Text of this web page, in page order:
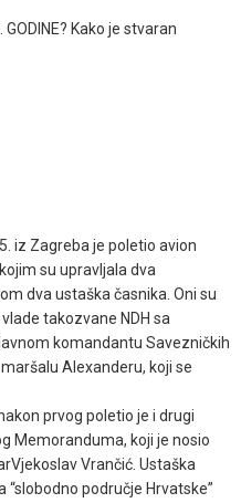
GODINE? Kako je stvaran
iz Zagreba je poletio avion
su upravljala dva
dva ustaška časnika. Oni su
takozvane NDH sa
komandantu Savezničkih
Alexanderu, koji se
prvog poletio je i drugi
Memoranduma, koji je nosio
Vrančić. Ustaška
područje Hrvatske”